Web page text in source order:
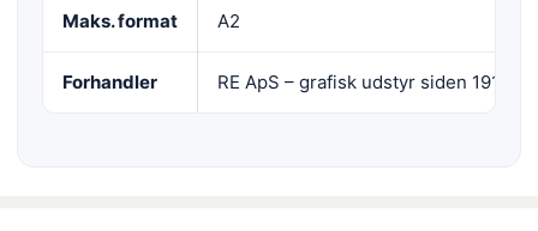
Maks. format A2
Forhandler RE ApS – grafisk udstyr siden 1912